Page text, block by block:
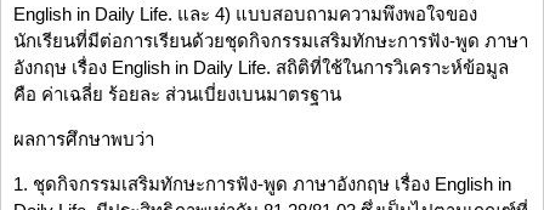
English in Daily Life. และ 4) แบบสอบถามความพึงพอใจของ
นักเรียนที่มีต่อการเรียนด้วยชุดกิจกรรมเสริมทักษะการฟัง-พูด ภาษา
อังกฤษ เรื่อง English in Daily Life. สถิติที่ใช้ในการวิเคราะห์ข้อมูล
คือ ค่าเฉลี่ย ร้อยละ ส่วนเบี่ยงเบนมาตรฐาน
ผลการศึกษาพบว่า
1. ชุดกิจกรรมเสริมทักษะการฟัง-พูด ภาษาอังกฤษ เรื่อง English in